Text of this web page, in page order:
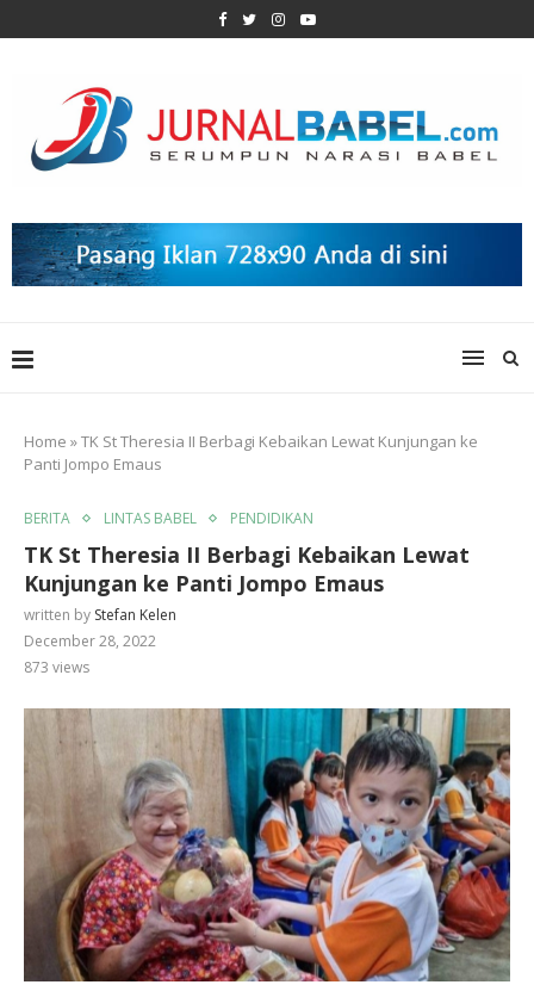
Home »TK St Theresia II Berbagi Kebaikan Lewat Kunjungan ke
Panti Jompo Emaus
BERITA LINTAS BABEL PENDIDIKAN
TK St Theresia II Berbagi Kebaikan Lewat
Kunjungan ke Panti Jompo Emaus
written by Stefan Kelen
December 28, 2022
873 views